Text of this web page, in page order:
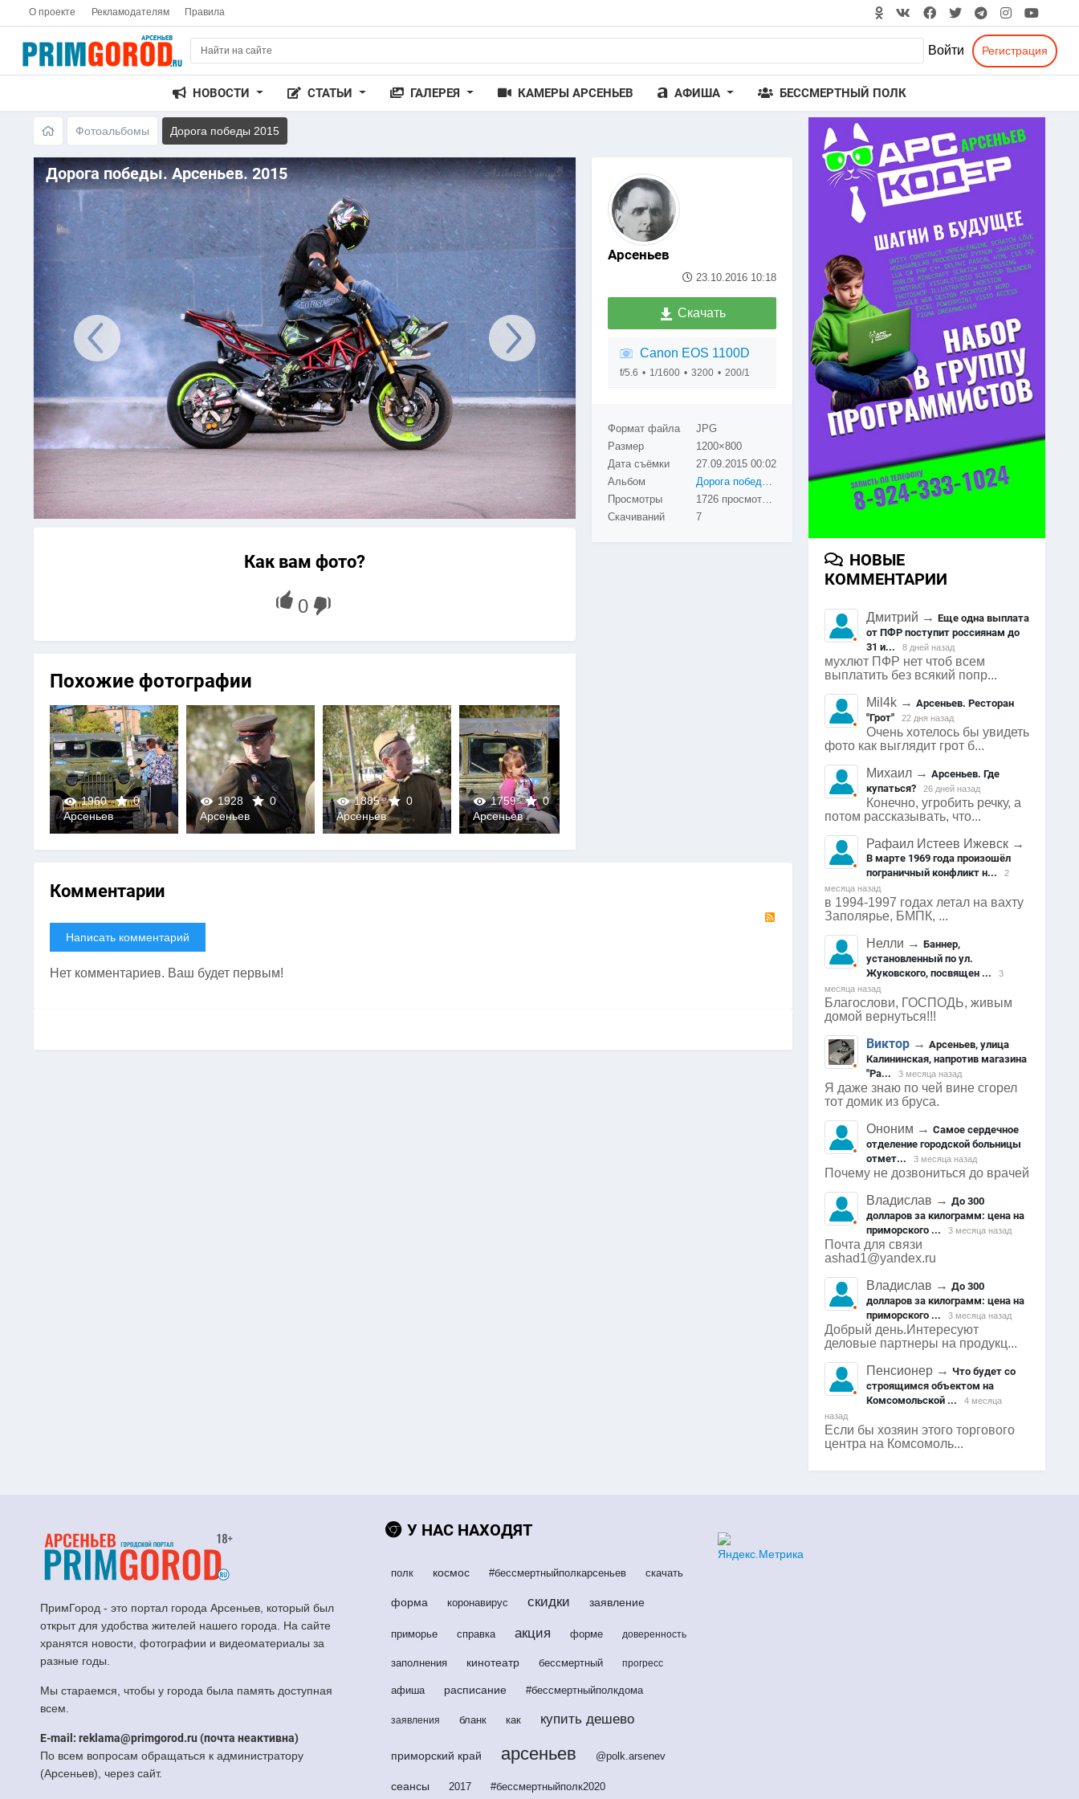
О проекте Рекламодателям Правила
Войти Регистрация
НОВОСТИ СТАТЬИ ГАЛЕРЕЯ КАМЕРЫ АРСЕНЬЕВ АФИША БЕССМЕРТНЫЙ ПОЛК
Фотоальбомы Дорога победы 2015
Дорога победы. Арсеньев. 2015
Как вам фото?
Похожие фотографии
1960
0
0
Арсеньев
1928
0
0
Арсеньев
1885
0
0
Арсеньев
1759
0
0
Арсеньев
1758
0
0
Арсеньев
Арсеньев
23.10.2016 10:18
Скачать
Canon EOS 1100D
f/5.6 1/1600 3200 200/1
Формат файла
JPG
Размер
1200×800
Дата съёмки
27.09.2015 00:02
Альбом
Дорога победы 2015
Просмотры
1726 просмотров
Скачиваний
7
Комментарии
Написать комментарий
Нет комментариев. Ваш будет первым!
НОВЫЕ
КОММЕНТАРИИ
Дмитрий →Еще одна выплата
от ПФР поступит россиянам до
31 и...
8 дней назад
мухлют ПФР нет чтоб всем
выплатить без всякий попр...
Mil4k →Арсеньев. Ресторан
"Грот"
22 дня назад
Очень хотелось бы увидеть
фото как выглядит грот б...
Михаил →Арсеньев. Где
купаться?
26 дней назад
Конечно, угробить речку, а
потом рассказывать, что...
Рафаил Истеев Ижевск →
В марте 1969 года произошёл
пограничный конфликт н...
2
месяца назад
в 1994-1997 годах летал на вахту
Заполярье, БМПК, ...
Нелли →Баннер,
установленный по ул.
Жуковского, посвящен ...
3
месяца назад
Благослови, ГОСПОДЬ, живым
домой вернуться!!!
Виктор →Арсеньев, улица
Калининская, напротив магазина
"Ра...
3 месяца назад
Я даже знаю по чей вине сгорел
тот домик из бруса.
Ононим →Самое сердечное
отделение городской больницы
отмет...
3 месяца назад
Почему не дозвониться до врачей
Владислав →До 300
долларов за килограмм: цена на
приморского ...
3 месяца назад
Почта для связи
ashad1@yandex.ru
Владислав →До 300
долларов за килограмм: цена на
приморского ...
3 месяца назад
Добрый день.Интересуют
деловые партнеры на продукц...
Пенсионер →Что будет со
строящимся объектом на
Комсомольской ...
4 месяца
назад
Если бы хозяин этого торгового
центра на Комсомоль...
ПримГород - это портал города Арсеньев, который был
открыт для удобства жителей нашего города. На сайте
хранятся новости, фотографии и видеоматериалы за
разные годы.
Мы стараемся, чтобы у города была память доступная
всем.
E-mail: reklama@primgorod.ru (почта неактивна)
По всем вопросам обращаться к администратору
(Арсеньев), через сайт.
У НАС НАХОДЯТ
полк космос #бессмертныйполкарсеньев скачать
форма коронавирус скидки заявление
приморье справка акция форме доверенность
заполнения кинотеатр бессмертный прогресс
афиша расписание #бессмертныйполкдома
заявления бланк как купить дешево
приморский край арсеньев @polk.arsenev
сеансы 2017 #бессмертныйполк2020